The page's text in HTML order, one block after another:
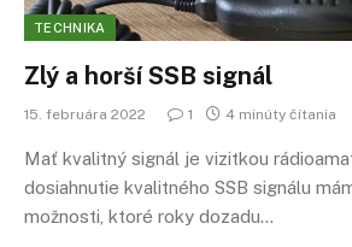
TECHNIKA
Zlý a horší SSB signál
15. februára 2022 1 4 minúty čítania
Mať kvalitný signál je vizitkou
dosiahnutie kvalitného SSB signálu
možnosti, ktoré roky dozadu…